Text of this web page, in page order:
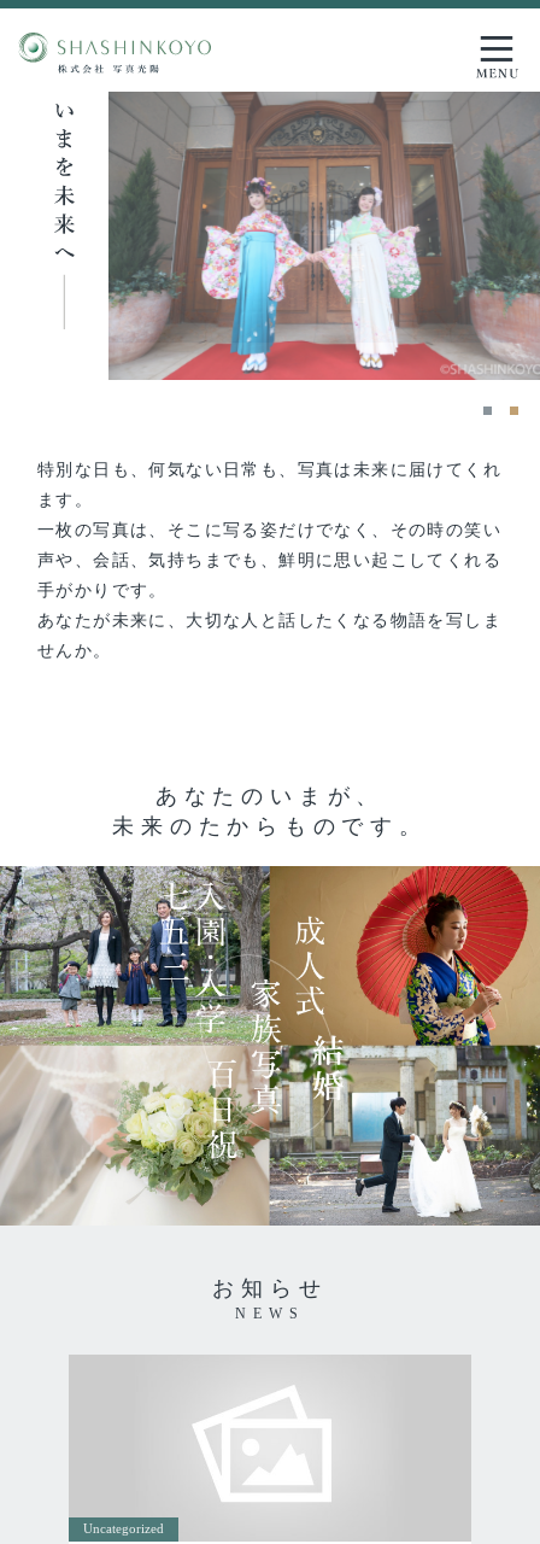
特別な日も、何気ない日常も、写真は未来に届けてくれ
ます。
一枚の写真は、そこに写る姿だけでなく、その時の笑い
声や、会話、気持ちまでも、鮮明に思い起こしてくれる
手がかりです。
あなたが未来に、大切な人と話したくなる物語を写しま
せんか。
あ な たの い ま が 、
未来 の た か ら も の です 。
お知らせ
NEWS
Uncategorized